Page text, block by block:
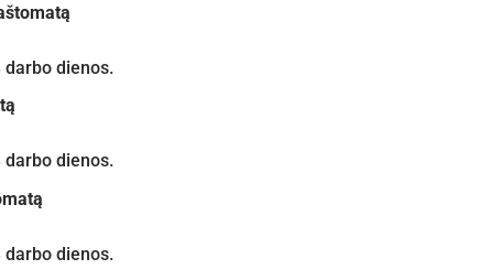
dienos.
darbo dienos.
dienos.